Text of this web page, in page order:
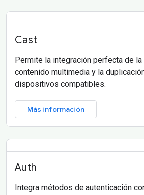
Cast
Permite la integración perfecta de
contenido multimedia y la
dispositivos compatibles.
Más información
Auth
Integra métodos de autenticación